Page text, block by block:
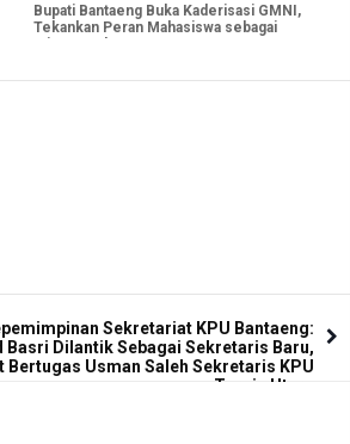
Bupati Bantaeng Buka Kaderisasi GMNI,
Tekankan Peran Mahasiswa sebagai
Mitra Pembangunan
Sekretariat KPU Bantaeng:
Basri Dilantik Sebagai Sekretaris Baru,
Bertugas Usman Saleh Sekretaris KPU
Toraja Utara